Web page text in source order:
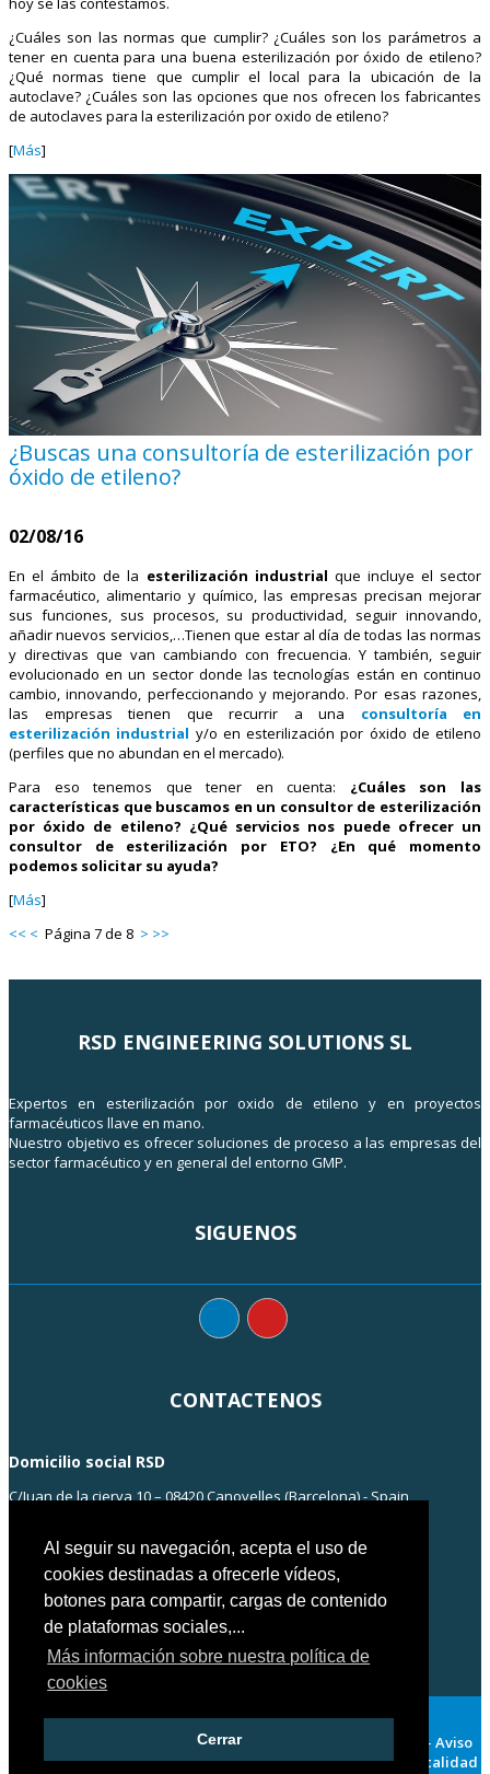
Al seguir su navegación, acepta el uso de
cookies destinadas a ofrecerle vídeos,
botones para compartir, cargas de contenido
de plataformas sociales,...
Más información sobre nuestra política de
cookies
Cerrar
¿Cuáles son las normas que cumplir? ¿Cuáles son los parámetros a
tener en cuenta para una buena esterilización por óxido de etileno?
¿Qué normas tiene que cumplir el local para la ubicación de la
autoclave? ¿Cuáles son las opciones que nos ofrecen los fabricantes
de autoclaves para la esterilización por oxido de etileno?
[Más]
¿Buscas una consultoría de esterilización por
óxido de etileno?
02/08/16
En el ámbito de la esterilización industrial que incluye el sector
farmacéutico, alimentario y químico, las empresas precisan mejorar
sus funciones, sus procesos, su productividad, seguir innovando,
añadir nuevos servicios,…Tienen que estar al día de todas las normas
y directivas que van cambiando con frecuencia. Y también, seguir
evolucionado en un sector donde las tecnologías están en continuo
cambio, innovando, perfeccionando y mejorando. Por esas razones,
las empresas tienen que recurrir a una consultoría en
esterilización industrial y/o en esterilización por óxido de etileno
(perfiles que no abundan en el mercado).
Para eso tenemos que tener en cuenta: ¿Cuáles son las
características que buscamos en un consultor de esterilización
por óxido de etileno? ¿Qué servicios nos puede ofrecer un
consultor de esterilización por ETO? ¿En qué momento
podemos solicitar su ayuda?
[Más]
<< < Página 7 de 8 > >>
RSD ENGINEERING SOLUTIONS SL
Expertos en esterilización por oxido de etileno y en proyectos
farmacéuticos llave en mano.
Nuestro objetivo es ofrecer soluciones de proceso a las empresas del
sector farmacéutico y en general del entorno GMP.
SIGUENOS
CONTACTENOS
Domicilio social RSD
C/Juan de la cierva 10 – 08420 Canovelles (Barcelona) - Spain
Copyright© RSD ENGINEERING 2018 – Barcelona – Spain 2018 – Aviso
Legal-Política de privacidad-Politica de cookies-Politica calidad